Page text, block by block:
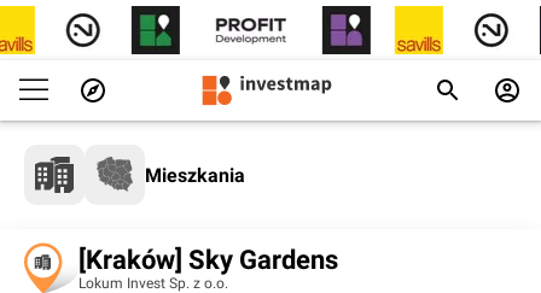
Mieszkania
[Kraków] Sky Gardens
Lokum Invest Sp. z o.o.